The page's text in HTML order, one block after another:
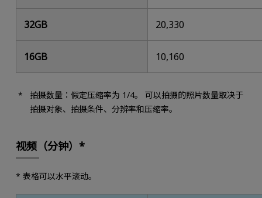
32GB 20,330
16GB 10,160
拍摄数量：假定压缩率为 1/4。 可以拍摄的照片数量取决于
拍摄对象、拍摄条件、分辨率和压缩率。
视频（分钟）*
* 表格可以水平滚动。